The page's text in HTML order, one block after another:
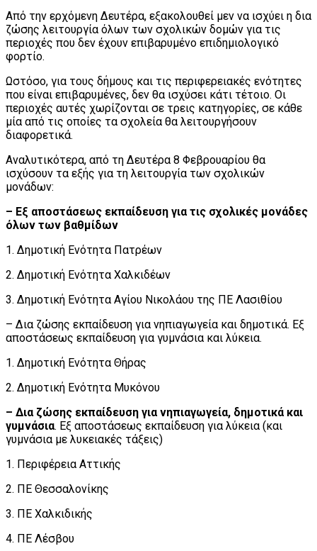
Από την ερχόμενη Δευτέρα, εξακολουθεί μεν να ισχύει η δια
ζώσης λειτουργία όλων των σχολικών δομών για τις
περιοχές που δεν έχουν επιβαρυμένο επιδημιολογικό
φορτίο.
Ωστόσο, για τους δήμους και τις περιφερειακές ενότητες
που είναι επιβαρυμένες, δεν θα ισχύσει κάτι τέτοιο. Οι
περιοχές αυτές χωρίζονται σε τρεις κατηγορίες, σε κάθε
μία από τις οποίες τα σχολεία θα λειτουργήσουν
διαφορετικά.
Αναλυτικότερα, από τη Δευτέρα 8 Φεβρουαρίου θα
ισχύσουν τα εξής για τη λειτουργία των σχολικών
μονάδων:
– Εξ αποστάσεως εκπαίδευση για τις σχολικές μονάδες
όλων των βαθμίδων
1. Δημοτική Ενότητα Πατρέων
2. Δημοτική Ενότητα Χαλκιδέων
3. Δημοτική Ενότητα Αγίου Νικολάου της ΠΕ Λασιθίου
– Δια ζώσης εκπαίδευση για νηπιαγωγεία και δημοτικά. Εξ
αποστάσεως εκπαίδευση για γυμνάσια και λύκεια.
1. Δημοτική Ενότητα Θήρας
2. Δημοτική Ενότητα Μυκόνου
– Δια ζώσης εκπαίδευση για νηπιαγωγεία, δημοτικά και
γυμνάσια. Εξ αποστάσεως εκπαίδευση για λύκεια (και
γυμνάσια με λυκειακές τάξεις)
1. Περιφέρεια Αττικής
2. ΠΕ Θεσσαλονίκης
3. ΠΕ Χαλκιδικής
4. ΠΕ Λέσβου